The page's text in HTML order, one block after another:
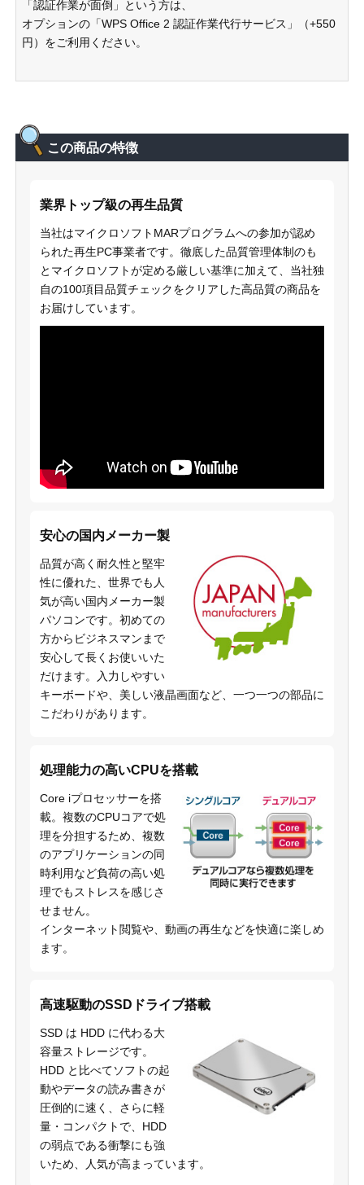
「認証作業が面倒」という方は、
オプションの「WPS Office 2 認証作業代行サービス」（+550
円）をご利用ください。
この商品の特徴
業界トップ級の再生品質
当社はマイクロソフトMARプログラムへの参加が認め
られた再生PC事業者です。徹底した品質管理体制のも
とマイクロソフトが定める厳しい基準に加えて、当社独
自の100項目品質チェックをクリアした高品質の商品を
お届けしています。
安心の国内メーカー製
品質が高く耐久性と堅牢
性に優れた、世界でも人
気が高い国内メーカー製
パソコンです。初めての
方からビジネスマンまで
安心して長くお使いいた
だけます。入力しやすい
キーボードや、美しい液晶画面など、一つ一つの部品に
こだわりがあります。
処理能力の高いCPUを搭載
Core iプロセッサーを搭
載。複数のCPUコアで処
理を分担するため、複数
のアプリケーションの同
時利用など負荷の高い処
理でもストレスを感じさ
せません。
インターネット閲覧や、動画の再生などを快適に楽しめ
ます。
高速駆動のSSDドライブ搭載
SSD は HDD に代わる大
容量ストレージです。
HDD と比べてソフトの起
動やデータの読み書きが
圧倒的に速く、さらに軽
量・コンパクトで、HDD
の弱点である衝撃にも強
いため、人気が高まっています。